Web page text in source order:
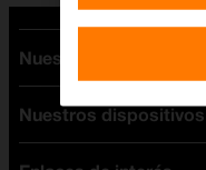
Nuestras tarifas
Tarifas Orange
Tarifas fibra y móvil
Nuestros dispositivos